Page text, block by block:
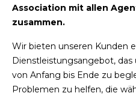
Association mit allen
zusammen.
Wir bieten unseren Kunden
Dienstleistungsangebot,
von Anfang bis Ende zu
Problemen zu helfen, die